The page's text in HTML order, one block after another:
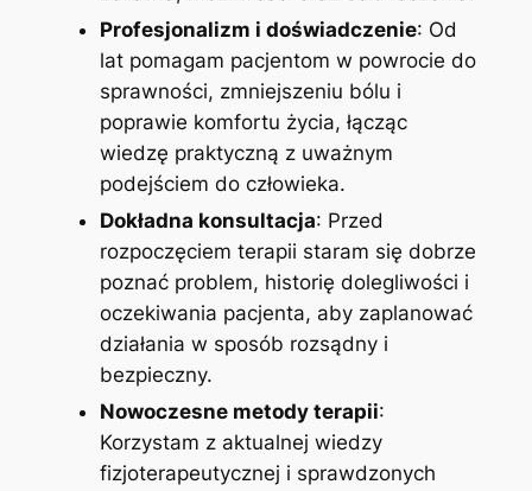
Profesjonalizm i doświadczenie: Od
lat pomagam pacjentom w powrocie do
sprawności, zmniejszeniu bólu i
poprawie komfortu życia, łącząc
wiedzę praktyczną z uważnym
podejściem do człowieka.
Dokładna konsultacja: Przed
rozpoczęciem terapii staram się dobrze
poznać problem, historię dolegliwości i
oczekiwania pacjenta, aby zaplanować
działania w sposób rozsądny i
bezpieczny.
Nowoczesne metody terapii:
Korzystam z aktualnej wiedzy
fizjoterapeutycznej i sprawdzonych